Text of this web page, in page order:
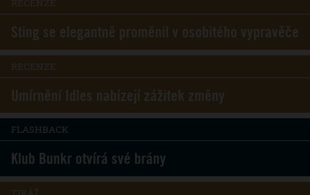
RECENZE
Sting se elegantně proměnil v osobitého vypravěče
RECENZE
Umírnění Idles nabízejí zážitek změny
FLASHBACK
Klub Bunkr otvírá své brány